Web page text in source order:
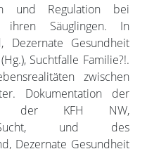
und Regulation bei
ihren Säuglingen. In
Dezernate Gesundheit
Suchtfalle Familie?!.
zwischen
Dokumentation der
der KFH NW,
Sucht, und des
Dezernate Gesundheit